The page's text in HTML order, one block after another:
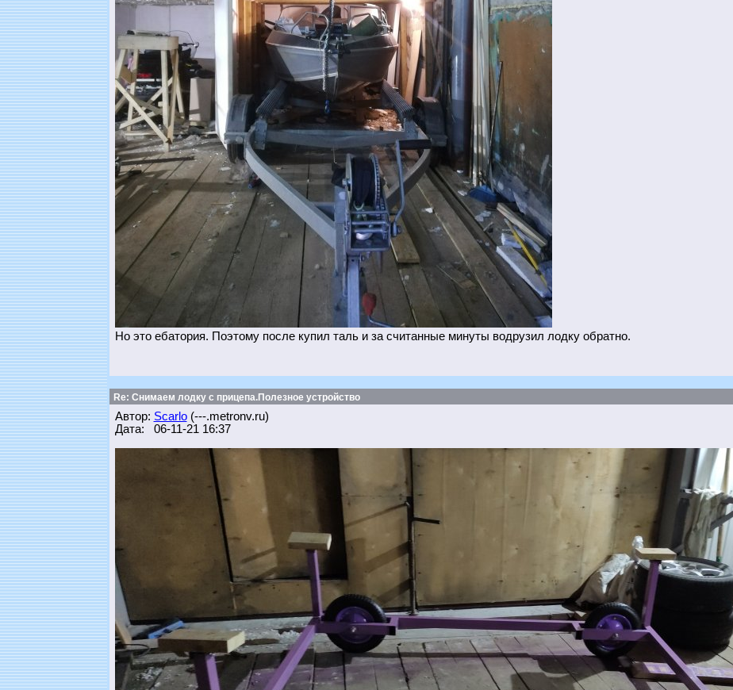
Но это ебатория. Поэтому после купил таль и за считанные минуты водрузил лодку обратно.
Re: Снимаем лодку с прицепа.Полезное устройство
Автор: Scarlo(---.metronv.ru)
Дата: 06-11-21 16:37